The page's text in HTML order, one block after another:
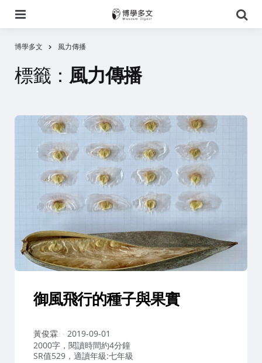
尋
博學多文 風力傳播
標籤： 風力傳播
御風飛行的種子與果實
作
者：
黃俊霖
2019-09-01
2000字，閱讀時間約4分鐘
SR值529，適讀年級:七年級